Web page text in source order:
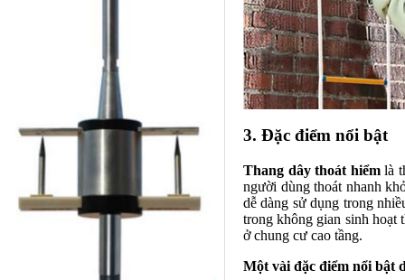
3. Đặc điểm nổi bật
Thang dây thoát hiểmlà
người dùng thoát nhanh
dễ dàng sử dụng trong
trong không gian sinh hoạt
ở chung cư cao tầng.
Một vài đặc điểm nổi bật